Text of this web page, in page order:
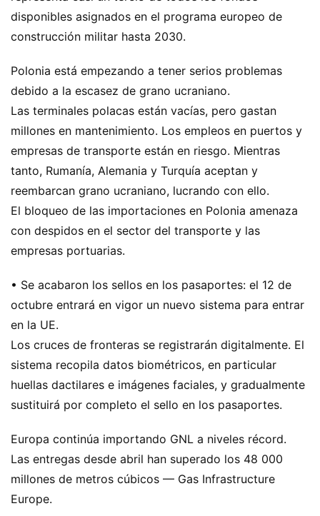
disponibles asignados en el programa europeo de
construcción militar hasta 2030.
Polonia está empezando a tener serios problemas
debido a la escasez de grano ucraniano.
Las terminales polacas están vacías, pero gastan
millones en mantenimiento. Los empleos en puertos y
empresas de transporte están en riesgo. Mientras
tanto, Rumanía, Alemania y Turquía aceptan y
reembarcan grano ucraniano, lucrando con ello.
El bloqueo de las importaciones en Polonia amenaza
con despidos en el sector del transporte y las
empresas portuarias.
• Se acabaron los sellos en los pasaportes: el 12 de
octubre entrará en vigor un nuevo sistema para entrar
en la UE.
Los cruces de fronteras se registrarán digitalmente. El
sistema recopila datos biométricos, en particular
huellas dactilares e imágenes faciales, y gradualmente
sustituirá por completo el sello en los pasaportes.
Europa continúa importando GNL a niveles récord.
Las entregas desde abril han superado los 48 000
millones de metros cúbicos — Gas Infrastructure
Europe.